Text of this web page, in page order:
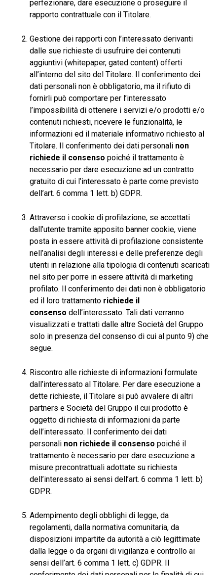
perfezionare, dare esecuzione o proseguire il
rapporto contrattuale con il Titolare.
Gestione dei rapporti con l’interessato derivanti
dalle sue richieste di usufruire dei contenuti
aggiuntivi (whitepaper, gated content) offerti
all’interno del sito del Titolare. Il conferimento dei
dati personali non è obbligatorio, ma il rifiuto di
fornirli può comportare per l’interessato
l’impossibilità di ottenere i servizi e/o prodotti e/o
contenuti richiesti, ricevere le funzionalità, le
informazioni ed il materiale informativo richiesto al
Titolare. Il conferimento dei dati personali non
richiede il consenso poiché il trattamento è
necessario per dare esecuzione ad un contratto
gratuito di cui l’interessato è parte come previsto
dell’art. 6 comma 1 lett. b) GDPR.
Attraverso i cookie di profilazione, se accettati
dall’utente tramite apposito banner cookie, viene
posta in essere attività di profilazione consistente
nell’analisi degli interessi e delle preferenze degli
utenti in relazione alla tipologia di contenuti scaricati
nel sito per porre in essere attività di marketing
profilato. Il conferimento dei dati non è obbligatorio
ed il loro trattamento richiede il
consenso dell’interessato. Tali dati verranno
visualizzati e trattati dalle altre Società del Gruppo
solo in presenza del consenso di cui al punto 9) che
segue.
Riscontro alle richieste di informazioni formulate
dall’interessato al Titolare. Per dare esecuzione a
dette richieste, il Titolare si può avvalere di altri
partners e Società del Gruppo il cui prodotto è
oggetto di richiesta di informazioni da parte
dell’interessato. Il conferimento dei dati
personali non richiede il consenso poiché il
trattamento è necessario per dare esecuzione a
misure precontrattuali adottate su richiesta
dell’interessato ai sensi dell’art. 6 comma 1 lett. b)
GDPR.
Adempimento degli obblighi di legge, da
regolamenti, dalla normativa comunitaria, da
disposizioni impartite da autorità a ciò legittimate
dalla legge o da organi di vigilanza e controllo ai
sensi dell’art. 6 comma 1 lett. c) GDPR. Il